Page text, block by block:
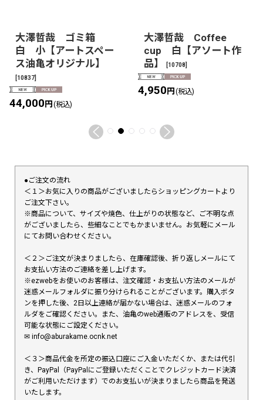
大澤哲哉 ゴミ箱
白 小【アートスペー
ス油亀オリジナル】
[10837]
44,000円 (税込)
大澤哲哉 Coffee
cup 白【アソート作
品】
[10708]
4,950円 (税込)
●ご注文の流れ
＜１＞お気に入りの商品がございましたらショッピングカートより
ご注文下さい。
※商品について、サイズや焼色、仕上がりの状態など、ご不明な点
がございましたら、些細なことでもかまいません。お気軽にメール
にてお問い合わせください。
＜２＞ご注文が決まりましたら、在庫確認後、折り返しメールにて
お支払い方法のご連絡を差し上げます。
※ezwebをお使いのお客様は、注文確認・お支払い方法のメールが
迷惑メールフォルダに振り分けられることがございます。購入ボタ
ンを押した後、2日以上連絡が届かない場合は、迷惑メールのフォ
ルダをご確認ください。また、油亀のweb通販のアドレスを、受信
可能な状態にご設定ください。
✉︎ info@aburakame.ocnk.net
＜３＞商品代金を所定の振込口座にご入金いただくか、または代引
き、PayPal（PayPalにご登録いただくことでクレジットカード決済
がご利用いただけます）でのお支払いが決まりましたら商品を発送
いたします。